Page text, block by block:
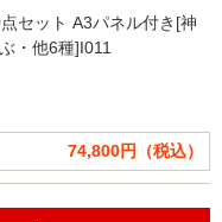
セット A3パネル付き[神
・他6種]I011
74,800円（税込）